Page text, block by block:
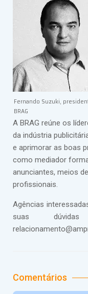
Fernando Suzuki,
BRAG
A BRAG reúne os
da indústria
e aprimorar as boas
como mediador
anunciantes, meios
profissionais.
Agências
suas
Comentários